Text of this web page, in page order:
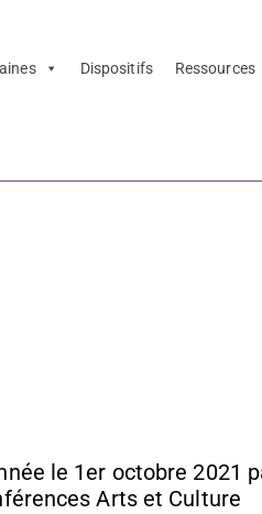
Dispositifs Ressources
le 1er octobre 2021
Arts et Culture